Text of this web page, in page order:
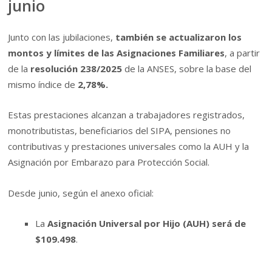
junio
Junto con las jubilaciones, también se actualizaron los
montos y límites de las Asignaciones Familiares, a partir
de la resolución 238/2025 de la ANSES, sobre la base del
mismo índice de 2,78%.
Estas prestaciones alcanzan a trabajadores registrados,
monotributistas, beneficiarios del SIPA, pensiones no
contributivas y prestaciones universales como la AUH y la
Asignación por Embarazo para Protección Social.
Desde junio, según el anexo oficial:
La Asignación Universal por Hijo (AUH) será de
$109.498.